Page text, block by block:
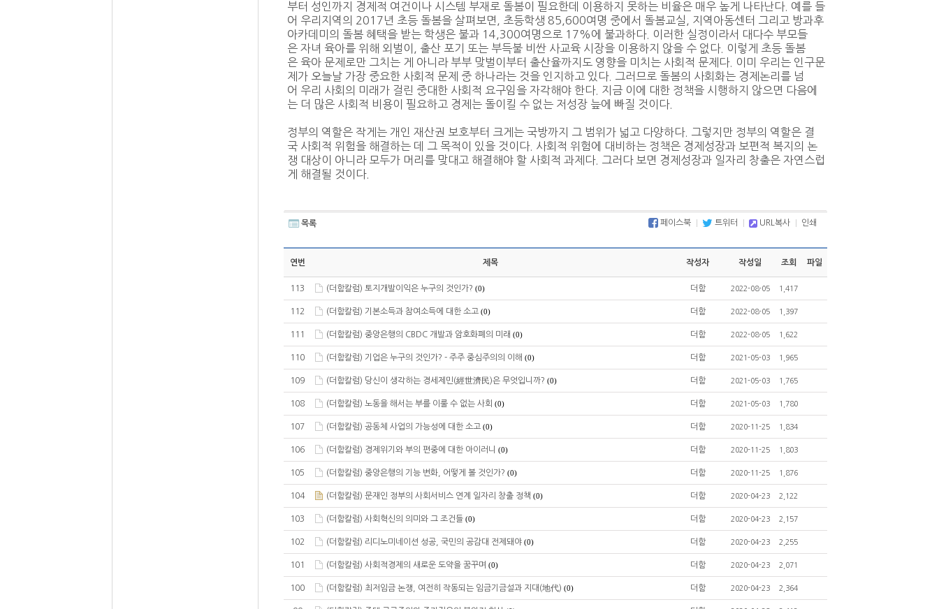
부터 성인까지 경제적 여건이나 시스템 부재로 돌봄이 필요한데 이용하지 못하는 비율은 매우 높게 나타난다. 예를 들
어 우리지역의 2017년 초등 돌봄을 살펴보면, 초등학생 85,600여명 중에서 돌봄교실, 지역아동센터 그리고 방과후
아카데미의 돌봄 혜택을 받는 학생은 불과 14,300여명으로 17%에 불과하다. 이러한 실정이라서 대다수 부모들
은 자녀 육아를 위해 외벌이, 출산 포기 또는 부득불 비싼 사교육 시장을 이용하지 않을 수 없다. 이렇게 초등 돌봄
은 육아 문제로만 그치는 게 아니라 부부 맞벌이부터 출산율까지도 영향을 미치는 사회적 문제다. 이미 우리는 인구문
제가 오늘날 가장 중요한 사회적 문제 중 하나라는 것을 인지하고 있다. 그러므로 돌봄의 사회화는 경제논리를 넘
어 우리 사회의 미래가 걸린 중대한 사회적 요구임을 자각해야 한다. 지금 이에 대한 정책을 시행하지 않으면 다음에
는 더 많은 사회적 비용이 필요하고 경제는 돌이킬 수 없는 저성장 늪에 빠질 것이다.
정부의 역할은 작게는 개인 재산권 보호부터 크게는 국방까지 그 범위가 넓고 다양하다. 그렇지만 정부의 역할은 결
국 사회적 위험을 해결하는 데 그 목적이 있을 것이다. 사회적 위험에 대비하는 정책은 경제성장과 보편적 복지의 논
쟁 대상이 아니라 모두가 머리를 맞대고 해결해야 할 사회적 과제다. 그러다 보면 경제성장과 일자리 창출은 자연스럽
게 해결될 것이다.
목록 페이스북 트위터 URL복사 인쇄
연번 제목 작성자 작성일 조회 파일
113 (더함칼럼) 토지개발이익은 누구의 것인가? (0) 더함 2022-08-05 1,417
112 (더함칼럼) 기본소득과 참여소득에 대한 소고 (0) 더함 2022-08-05 1,397
111 (더함칼럼) 중앙은행의 CBDC 개발과 암호화폐의 미래 (0) 더함 2022-08-05 1,622
110 (더함칼럼) 기업은 누구의 것인가? - 주주 중심주의의 이해 (0) 더함 2021-05-03 1,965
109 (더함칼럼) 당신이 생각하는 경세제민(經世濟民)은 무엇입니까? (0) 더함 2021-05-03 1,765
108 (더함칼럼) 노동을 해서는 부를 이룰 수 없는 사회 (0) 더함 2021-05-03 1,780
107 (더함칼럼) 공동체 사업의 가능성에 대한 소고 (0) 더함 2020-11-25 1,834
106 (더함칼럼) 경제위기와 부의 편중에 대한 아이러니 (0) 더함 2020-11-25 1,803
105 (더함칼럼) 중앙은행의 기능 변화, 어떻게 볼 것인가? (0) 더함 2020-11-25 1,876
104 (더함칼럼) 문재인 정부의 사회서비스 연계 일자리 창출 정책 (0) 더함 2020-04-23 2,122
103 (더함칼럼) 사회혁신의 의미와 그 조건들 (0) 더함 2020-04-23 2,157
102 (더함칼럼) 리디노미네이션 성공, 국민의 공감대 전제돼야 (0) 더함 2020-04-23 2,255
101 (더함칼럼) 사회적경제의 새로운 도약을 꿈꾸며 (0) 더함 2020-04-23 2,071
100 (더함칼럼) 최저임금 논쟁, 여전히 작동되는 임금기금설과 지대(地代) (0) 더함 2020-04-23 2,364